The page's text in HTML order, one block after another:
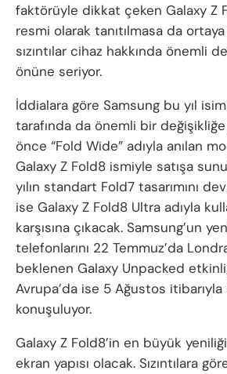
faktörüyle dikkat çeken Galaxy Z
resmi olarak tanıtılmasa da
sızıntılar cihaz hakkında önemli
önüne seriyor.
İddialara göre Samsung bu yıl
tarafında da önemli bir
önce “Fold Wide” adıyla anılan
Galaxy Z Fold8 ismiyle satışa
yılın standart Fold7 tasarımını
ise Galaxy Z Fold8 Ultra adıyla
karşısına çıkacak. Samsung’un
telefonlarını 22 Temmuz’da
beklenen Galaxy Unpacked
Avrupa’da ise 5 Ağustos itibarıyla
konuşuluyor.
Galaxy Z Fold8’in en büyük
ekran yapısı olacak. Sızıntılara